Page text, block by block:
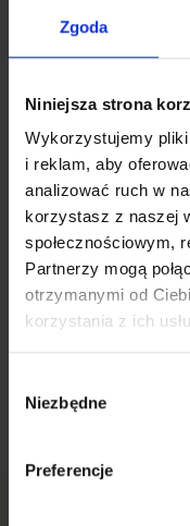
Zgoda
Niniejsza strona
Wykorzystujemy
i reklam, aby
analizować ruch w
korzystasz z naszej
społecznościowym,
Partnerzy mogą
otrzymanymi od
korzystania z ich
zgody
Niezbędne
Preferencje
Przeczytaj wiecej
Uruchomienie
Po spełnieniu
kredytowych z
wieczystej –